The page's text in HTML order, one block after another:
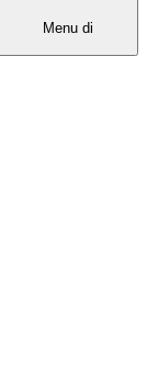
Menu di